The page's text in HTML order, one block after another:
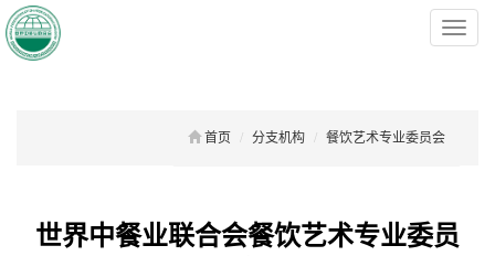
菜
单
首页 分支机构 餐饮艺术专业委员会
世界中餐业联合会餐饮艺术专业委员